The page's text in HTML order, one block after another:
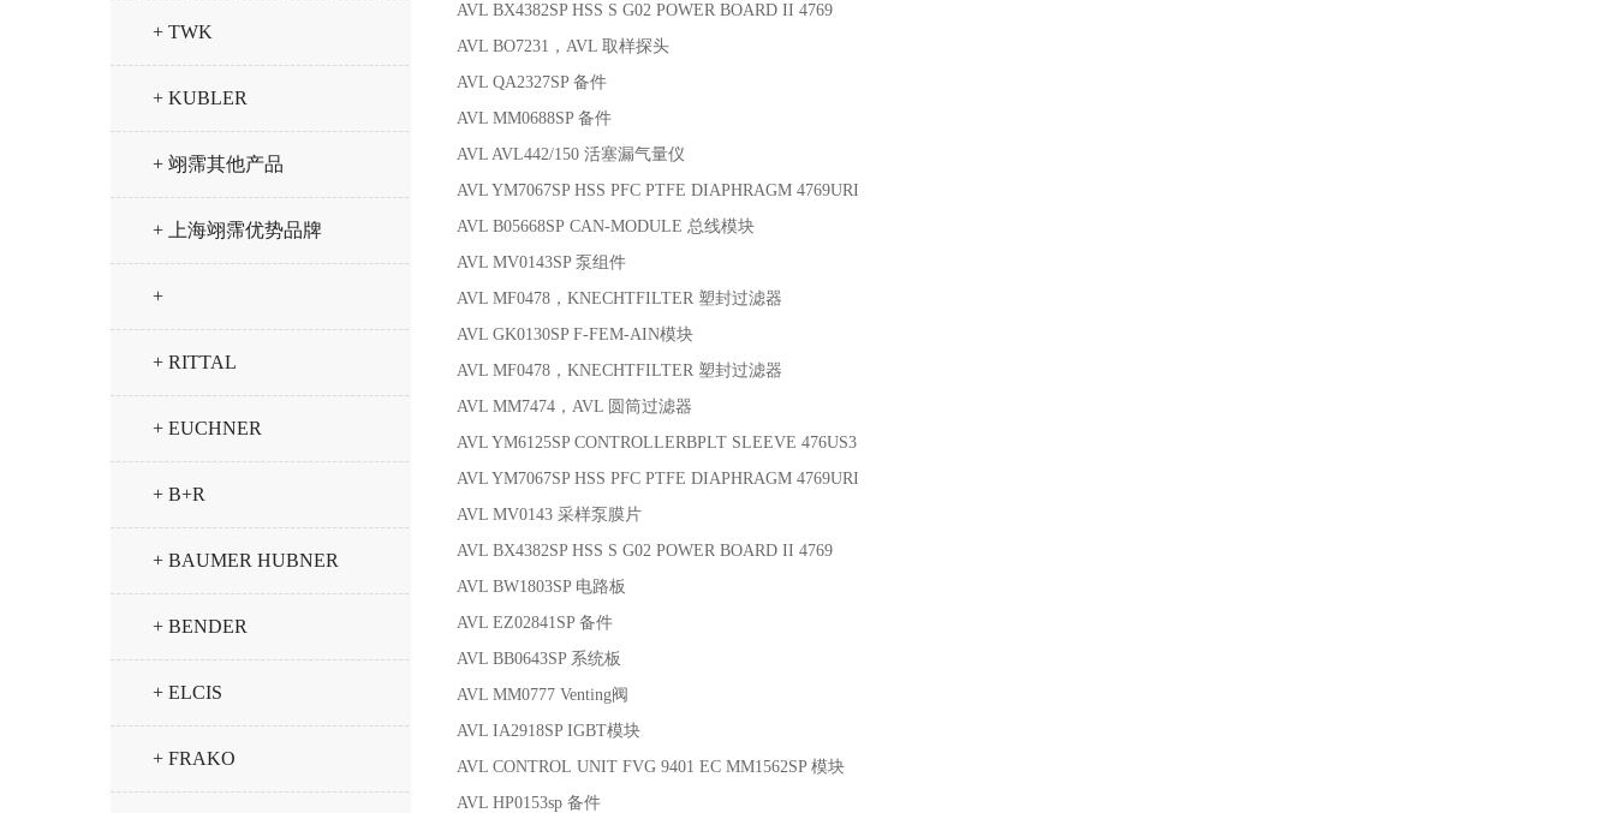
+ TWK
+ KUBLER
+ 翊霈其他产品
+ 上海翊霈优势品牌
+
+ RITTAL
+ EUCHNER
+ B+R
+ BAUMER HUBNER
+ BENDER
+ ELCIS
+ FRAKO
AVL BX4382SP HSS S G02 POWER BOARD II 4769
AVL BO7231，AVL 取样探头
AVL QA2327SP 备件
AVL MM0688SP 备件
AVL AVL442/150 活塞漏气量仪
AVL YM7067SP HSS PFC PTFE DIAPHRAGM 4769URI
AVL B05668SP CAN-MODULE 总线模块
AVL MV0143SP 泵组件
AVL MF0478，KNECHTFILTER 塑封过滤器
AVL GK0130SP F-FEM-AIN模块
AVL MF0478，KNECHTFILTER 塑封过滤器
AVL MM7474，AVL 圆筒过滤器
AVL YM6125SP CONTROLLERBPLT SLEEVE 476US3
AVL YM7067SP HSS PFC PTFE DIAPHRAGM 4769URI
AVL MV0143 采样泵膜片
AVL BX4382SP HSS S G02 POWER BOARD II 4769
AVL BW1803SP 电路板
AVL EZ02841SP 备件
AVL BB0643SP 系统板
AVL MM0777 Venting阀
AVL IA2918SP IGBT模块
AVL CONTROL UNIT FVG 9401 EC MM1562SP 模块
AVL HP0153sp 备件